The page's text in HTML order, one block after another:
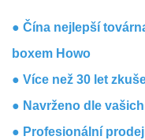
● Čína nejlepší
boxem Howo
● Více než 30 let
● Navrženo dle
● Profesionální